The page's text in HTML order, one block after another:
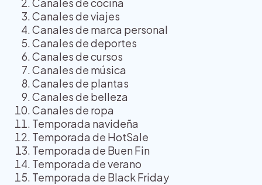
Canales de cocina
Canales de viajes
Canales de marca personal
Canales de deportes
Canales de cursos
Canales de música
Canales de plantas
Canales de belleza
Canales de ropa
Temporada navideña
Temporada de HotSale
Temporada de Buen Fin
Temporada de verano
Temporada de Black Friday